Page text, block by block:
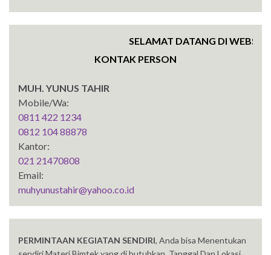
SELAMAT DATANG DI WEBSITE
KONTAK PERSON
MUH. YUNUS TAHIR
Mobile/Wa:
0811 422 1234
0812 104 88878
Kantor:
021 21470808
Email:
muhyunustahir@yahoo.co.id
PERMINTAAN KEGIATAN SENDIRI, Anda bisa Menentukan